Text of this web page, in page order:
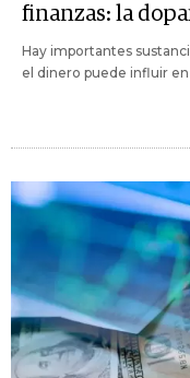
finanzas: la
Hay importantes
el dinero puede influir en